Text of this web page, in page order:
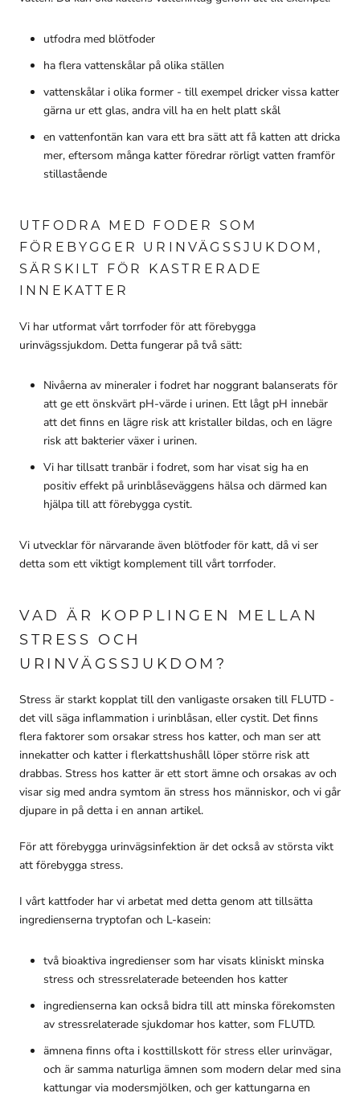
utfodra med blötfoder
ha flera vattenskålar på olika ställen
vattenskålar i olika former - till exempel dricker vissa katter
gärna ur ett glas, andra vill ha en helt platt skål
en vattenfontän kan vara ett bra sätt att få katten att dricka
mer, eftersom många katter föredrar rörligt vatten framför
stillastående
UTFODRA MED FODER SOM
FÖREBYGGER URINVÄGSSJUKDOM,
SÄRSKILT FÖR KASTRERADE
INNEKATTER
Vi har utformat vårt torrfoder för att förebygga
urinvägssjukdom. Detta fungerar på två sätt:
Nivåerna av mineraler i fodret har noggrant balanserats för
att ge ett önskvärt pH-värde i urinen. Ett lågt pH innebär
att det finns en lägre risk att kristaller bildas, och en lägre
risk att bakterier växer i urinen.
Vi har tillsatt tranbär i fodret, som har visat sig ha en
positiv effekt på urinblåseväggens hälsa och därmed kan
hjälpa till att förebygga cystit.
Vi utvecklar för närvarande även blötfoder för katt, då vi ser
detta som ett viktigt komplement till vårt torrfoder.
VAD ÄR KOPPLINGEN MELLAN
STRESS OCH
URINVÄGSSJUKDOM?
Stress är starkt kopplat till den vanligaste orsaken till FLUTD -
det vill säga inflammation i urinblåsan, eller cystit. Det finns
flera faktorer som orsakar stress hos katter, och man ser att
innekatter och katter i flerkattshushåll löper större risk att
drabbas. Stress hos katter är ett stort ämne och orsakas av och
visar sig med andra symtom än stress hos människor, och vi går
djupare in på detta i en annan artikel.
För att förebygga urinvägsinfektion är det också av största vikt
att förebygga stress.
I vårt kattfoder har vi arbetat med detta genom att tillsätta
ingredienserna tryptofan och L-kasein:
två bioaktiva ingredienser som har visats kliniskt minska
stress och stressrelaterade beteenden hos katter
ingredienserna kan också bidra till att minska förekomsten
av stressrelaterade sjukdomar hos katter, som FLUTD.
ämnena finns ofta i kosttillskott för stress eller urinvägar,
och är samma naturliga ämnen som modern delar med sina
kattungar via modersmjölken, och ger kattungarna en